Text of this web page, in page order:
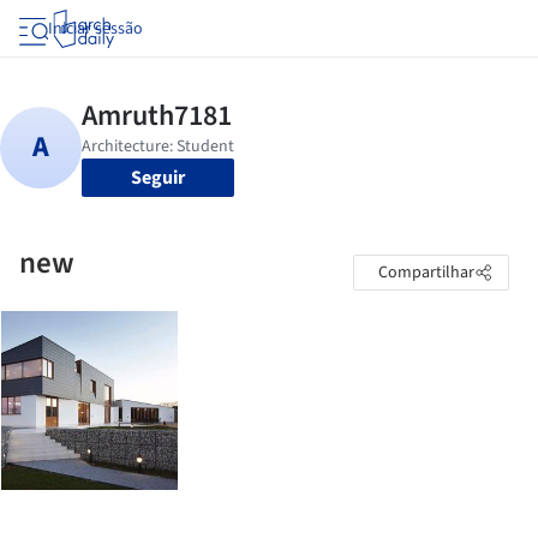
Iniciar sessão
Seguir
new Compartilhar